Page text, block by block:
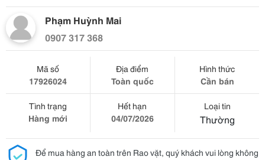
Phạm Huỳnh Mai
0907 317 368
Mã số
17926024
Địa điểm
Toàn quốc
Hình thức
Cần bán
Tình trạng
Hàng mới
Hết hạn
04/07/2026
Loại tin
Thường
Để mua hàng an toàn trên Rao vặt, quý khách vui lòng không